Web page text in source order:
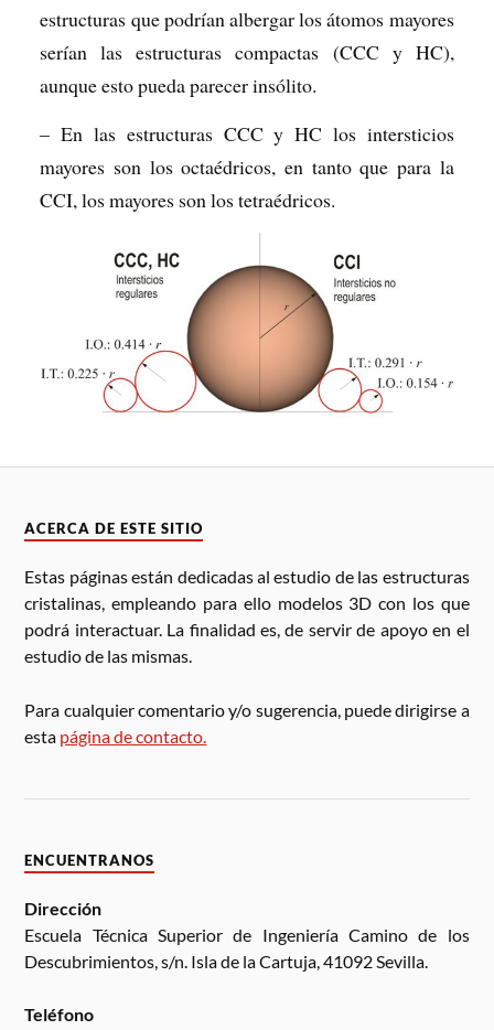
estructuras que podrían albergar los átomos mayores
serían las estructuras compactas (CCC y HC),
aunque esto pueda parecer insólito.
– En las estructuras CCC y HC los intersticios
mayores son los octaédricos, en tanto que para la
CCI, los mayores son los tetraédricos.
ACERCA DE ESTE SITIO
Estas páginas están dedicadas al estudio de las estructuras
cristalinas, empleando para ello modelos 3D con los que
podrá interactuar. La finalidad es, de servir de apoyo en el
estudio de las mismas.
Para cualquier comentario y/o sugerencia, puede dirigirse a
esta página de contacto.
ENCUENTRANOS
Dirección
Escuela Técnica Superior de Ingeniería Camino de los
Descubrimientos, s/n. Isla de la Cartuja, 41092 Sevilla.
Teléfono